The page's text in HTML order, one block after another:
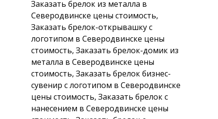
Заказать брелок из металла в
Северодвинске цены стоимость,
Заказать брелок-открывашку с
логотипом в Северодвинске цены
стоимость, Заказать брелок-домик из
металла в Северодвинске цены
стоимость, Заказать брелок бизнес-
сувенир с логотипом в Северодвинске
цены стоимость, Заказать брелок с
нанесением в Северодвинске цены